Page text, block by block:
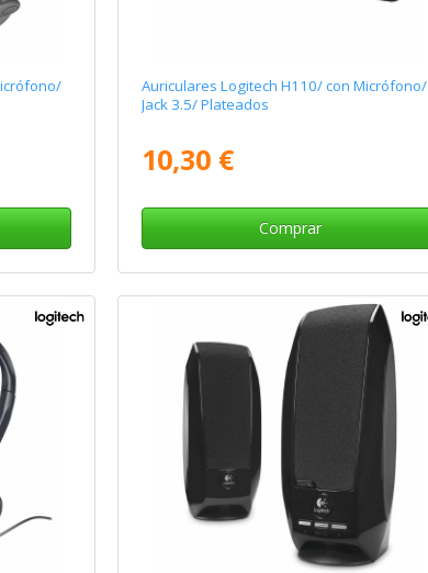
Auriculares Logitech H110/ con Micrófono/
Jack 3.5/ Plateados
10,30 €
Comprar